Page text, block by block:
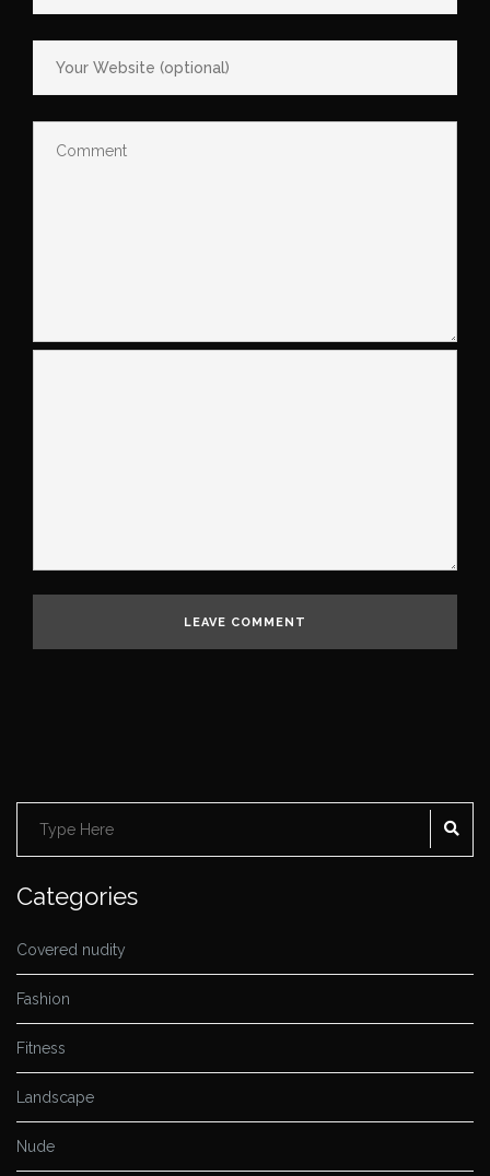
Search
Categories
Covered nudity
Fashion
Fitness
Landscape
Nude